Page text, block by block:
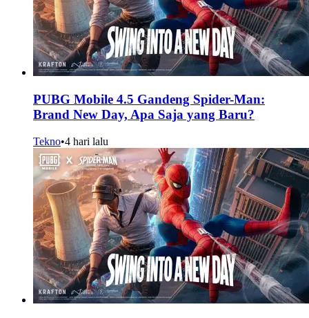
PUBG Mobile 4.5 Gandeng Spider-Man:
Brand New Day, Apa Saja yang Baru?
Tekno•4 hari lalu